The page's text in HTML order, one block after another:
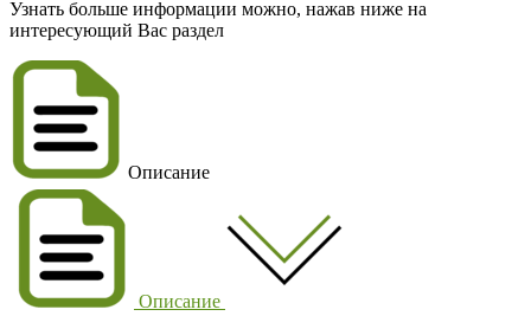
Узнать больше информации можно, нажав ниже на
интересующий Вас раздел
Описание
Описание